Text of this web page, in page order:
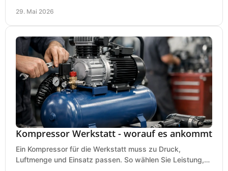
29. Mai 2026
Kompressor Werkstatt - worauf es ankommt
Ein Kompressor für die Werkstatt muss zu Druck,
Luftmenge und Einsatz passen. So wählen Sie Leistung,